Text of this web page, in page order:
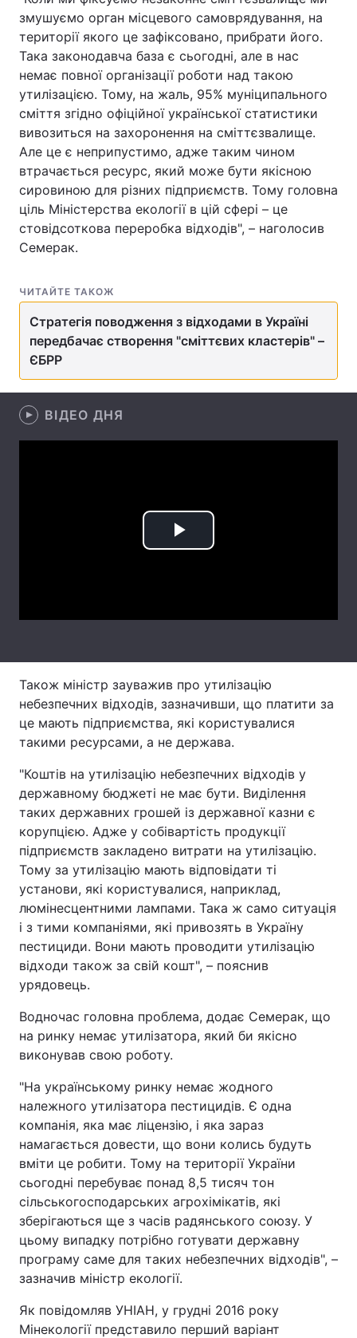
Економіка Світ
Спорт Наука
Техно і зв'язок Лайт
Зброя Інциденти
Здоров'я Туризм
Цікавинки Погода
Екологія
Лонгріди
Відео з Youtube Статті
Архів
змушуємо орган місцевого самоврядування, на
території якого це зафіксовано, прибрати його.
Така законодавча база є сьогодні, але в нас
немає повної організації роботи над такою
утилізацією. Тому, на жаль, 95% муніципального
сміття згідно офіційної української статистики
вивозиться на захоронення на сміттєзвалище.
Але це є неприпустимо, адже таким чином
втрачається ресурс, який може бути якісною
сировиною для різних підприємств. Тому головна
ціль Міністерства екології в цій сфері – це
стовідсоткова переробка відходів", – наголосив
Семерак.
ЧИТАЙТЕ ТАКОЖ
Стратегія поводження з відходами в Україні
передбачає створення "сміттєвих кластерів" –
ЄБРР
ВІДЕО ДНЯ
Play
Також міністр зауважив про утилізацію
небезпечних відходів, зазначивши, що платити за
це мають підприємства, які користувалися
такими ресурсами, а не держава.
"Коштів на утилізацію небезпечних відходів у
державному бюджеті не має бути. Виділення
таких державних грошей із державної казни є
корупцією. Адже у собівартість продукції
підприємств закладено витрати на утилізацію.
Тому за утилізацію мають відповідати ті
установи, які користувалися, наприклад,
люмінесцентними лампами. Така ж само ситуація
і з тими компаніями, які привозять в Україну
пестициди. Вони мають проводити утилізацію
відходи також за свій кошт", – пояснив
урядовець.
Водночас головна проблема, додає Семерак, що
на ринку немає утилізатора, який би якісно
виконував свою роботу.
"На українському ринку немає жодного
належного утилізатора пестицидів. Є одна
компанія, яка має ліцензію, і яка зараз
намагається довести, що вони колись будуть
вміти це робити. Тому на території України
сьогодні перебуває понад 8,5 тисяч тон
сільськогосподарських агрохімікатів, які
зберігаються ще з часів радянського союзу. У
цьому випадку потрібно готувати державну
програму саме для таких небезпечних відходів", –
зазначив міністр екології.
Як повідомляв УНІАН, у грудні 2016 року
Мінекології представило перший варіант